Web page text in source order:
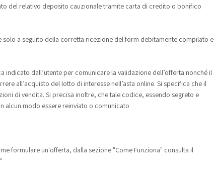
del relativo deposito cauzionale tramite carta di credito o bonifico
solo a seguito della corretta ricezione del form debitamente compilato e
indicato dall’utente per comunicare la validazione dell’offerta nonché il
all’acquisto del lotto di interesse nell’asta online. Si specifica che il
di vendita. Si precisa inoltre, che tale codice, essendo segreto e
alcun modo essere reinviato o comunicato
formulare un'offerta, dalla sezione "Come Funziona" consulta il